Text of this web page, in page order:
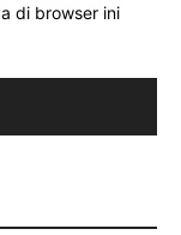
di browser ini